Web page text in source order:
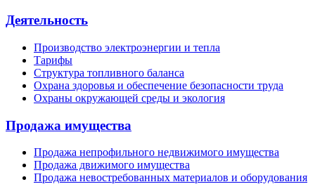
Деятельность
Производство электроэнергии и тепла
Тарифы
Структура топливного баланса
Охрана здоровья и обеспечение безопасности труда
Охраны окружающей среды и экология
Продажа имущества
Продажа непрофильного недвижимого имущества
Продажа движимого имущества
Продажа невостребованных материалов и оборудования